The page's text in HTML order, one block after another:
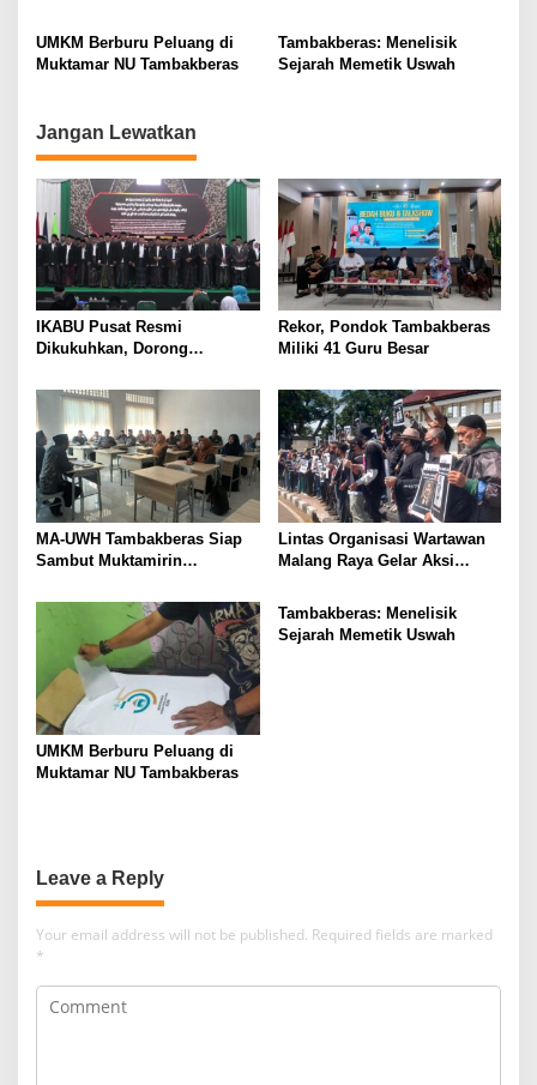
i
o
Ireng”
UMKM Berburu Peluang di
Muktamar NU Tambakberas
Tambakberas: Menelisik
Sejarah Memetik Uswah
Jangan Lewatkan
IKABU Pusat Resmi
Dikukuhkan, Dorong
Alumni
Rekor, Pondok Tambakberas
Miliki 41 Guru Besar
MA-UWH Tambakberas Siap
Sambut Muktamirin
Lintas Organisasi Wartawan
Malang Raya Gelar Aksi
Ireng”
UMKM Berburu Peluang di
Muktamar NU Tambakberas
Tambakberas: Menelisik
Sejarah Memetik Uswah
Leave a Reply
Your email address will not be published. Required fields are marked
*